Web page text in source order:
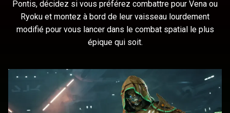
Pontis, décidez si vous préférez combattre pour Vena ou
Ryoku et montez à bord de leur vaisseau lourdement
modifié pour vous lancer dans le combat spatial le plus
épique qui soit.